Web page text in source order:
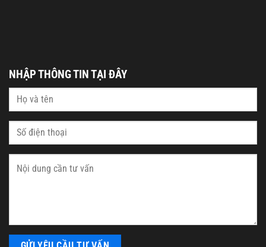
NHẬP THÔNG TIN TẠI ĐÂY